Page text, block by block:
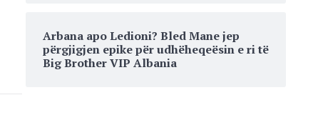
Arbana apo Ledioni? Bled Mane jep
përgjigjen epike për udhëheqeësin e ri të
Big Brother VIP Albania